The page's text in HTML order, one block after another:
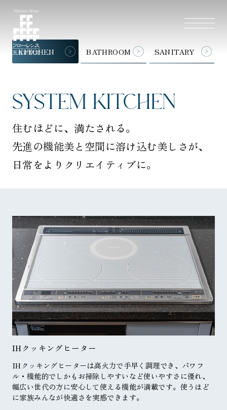
KITCHEN BATHROOM SANITARY
SYSTEM KITCHEN
住むほどに、満たされる。
先進の機能美と空間に溶け込む美しさが、
日常をよりクリエイティブに。
IHクッキングヒーター
IHクッキングヒーターは高火力で手早く調理でき、パワフ
ル・機能的でしかもお掃除しやすいなど使いやすさに優れ、
幅広い世代の方に安心して使える機能が満載です。使うほど
に家族みんなが快適さを実感できます。